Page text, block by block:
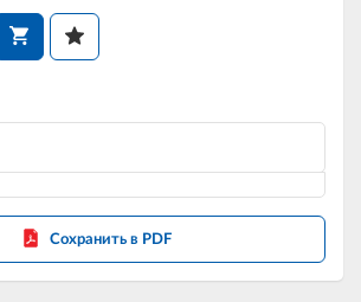
Сохранить в PDF